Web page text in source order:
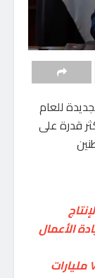
للعام
أكثر قدرة على
الأعمال
٤٨ مليار جنيه لرد الأعباء التصديرية ونحو ٧ مليارات